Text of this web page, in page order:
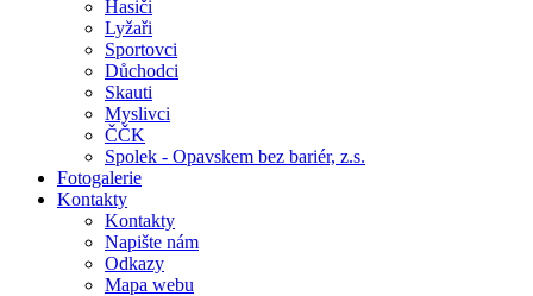
Hasiči
Lyžaři
Sportovci
Důchodci
Skauti
Myslivci
ČČK
Spolek - Opavskem bez bariér, z.s.
Fotogalerie
Kontakty
Kontakty
Napište nám
Odkazy
Mapa webu